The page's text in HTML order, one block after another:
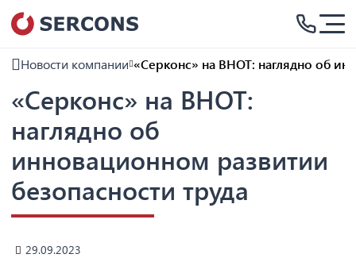
Новости компании «Серконс» на ВНОТ: наглядно об
«Серконс» на ВНОТ:
наглядно об
инновационном развитии
безопасности труда
29.09.2023